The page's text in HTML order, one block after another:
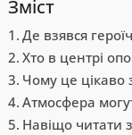
Зміст
Де взявся
Хто в центрі
Чому це цікаво
Атмосфера
Навіщо читати